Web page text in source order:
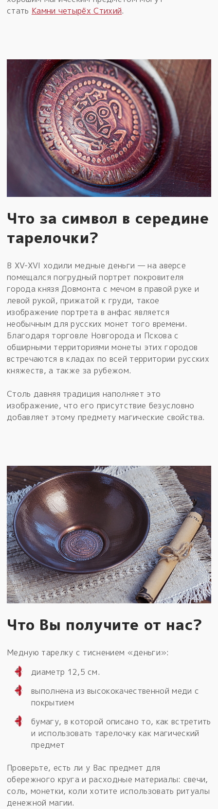
стать Камни четырёх Стихий.
Что за символ в середине
тарелочки?
В XV-XVI ходили медные деньги — на аверсе
помещался погрудный портрет покровителя
города князя Довмонта с мечом в правой руке и
левой рукой, прижатой к груди, такое
изображение портрета в анфас является
необычным для русских монет того времени.
Благодаря торговле Новгорода и Пскова с
обширными территориями монеты этих городов
встречаются в кладах по всей территории русских
княжеств, а также за рубежом.
Столь давняя традиция наполняет это
изображение, что его присутствие безусловно
добавляет этому предмету магические свойства.
Что Вы получите от нас?
Медную тарелку с тиснением «деньги»:
диаметр 12,5 см.
выполнена из высококачественной меди с
покрытием
бумагу, в которой описано то, как встретить
и использовать тарелочку как магический
предмет
Проверьте, есть ли у Вас предмет для
обережного круга и расходные материалы: свечи,
соль, монетки, коли хотите использовать ритуалы
денежной магии.